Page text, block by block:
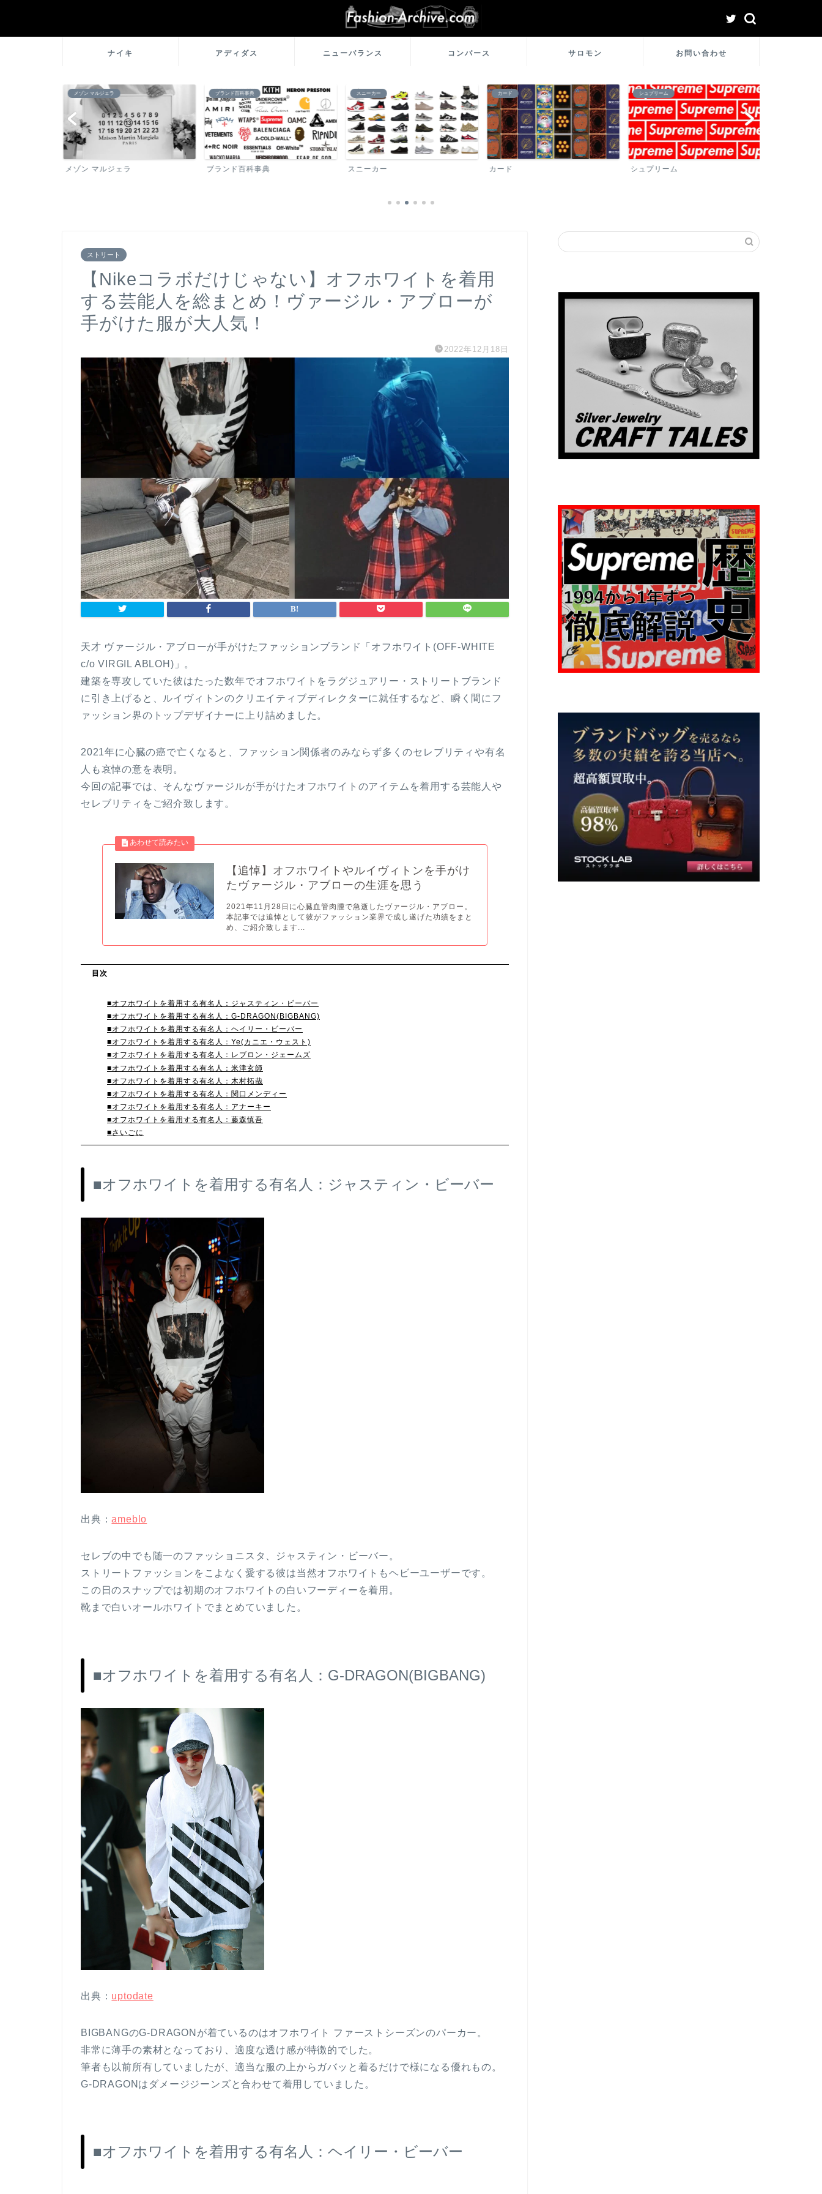
ナイキ アディダス ニューバランス コンバース サロモン お問い合わせ
メゾン マルジェラ
メゾン マルジェラ
ブランド百科事典
ブランド百科事典
スニーカー
スニーカー
カード
カード
シュプリーム
シュプリーム
ストリート
【Nikeコラボだけじゃない】オフホワイトを着用
する芸能人を総まとめ！ヴァージル・アブローが
手がけた服が大人気！
2022年12月18日
天才 ヴァージル・アブローが手がけたファッションブランド「オフホワイト(OFF-WHITE
c/o VIRGIL ABLOH)」。
建築を専攻していた彼はたった数年でオフホワイトをラグジュアリー・ストリートブランド
に引き上げると、ルイヴィトンのクリエイティブディレクターに就任するなど、瞬く間にフ
ァッション界のトップデザイナーに上り詰めました。
2021年に心臓の癌で亡くなると、ファッション関係者のみならず多くのセレブリティや有名
人も哀悼の意を表明。
今回の記事では、そんなヴァージルが手がけたオフホワイトのアイテムを着用する芸能人や
セレブリティをご紹介致します。
【追悼】オフホワイトやルイヴィトンを手がけ
たヴァージル・アブローの生涯を思う
2021年11月28日に心臓血管肉腫で急逝したヴァージル・アブロー。
本記事では追悼として彼がファッション業界で成し遂げた功績をまと
め、ご紹介致します...
目次
■オフホワイトを着用する有名人：ジャスティン・ビーバー
■オフホワイトを着用する有名人：G-DRAGON(BIGBANG)
■オフホワイトを着用する有名人：ヘイリー・ビーバー‬
■オフホワイトを着用する有名人：Ye(カニエ・ウェスト)‬
‬■オフホワイトを着用する有名人：レブロン・ジェームズ
■オフホワイトを着用する有名人：米津玄師‬
■オフホワイトを着用する有名人：木村拓哉
■オフホワイトを着用する有名人：関口メンディー
■オフホワイトを着用する有名人：アナーキー‬
■オフホワイトを着用する有名人：藤森慎吾‬
■さいごに‬
■オフホワイトを着用する有名人：ジャスティン・ビーバー
出典：ameblo
セレブの中でも随一のファッショニスタ、ジャスティン・ビーバー。
ストリートファッションをこよなく愛する彼は当然オフホワイトもヘビーユーザーです。
この日のスナップでは初期のオフホワイトの白いフーディーを着用。
靴まで白いオールホワイトでまとめていました。
■オフホワイトを着用する有名人：G-DRAGON(BIGBANG)
出典： uptodate
BIGBANGのG-DRAGONが着ているのはオフホワイト ファーストシーズンのパーカー。
非常に薄手の素材となっており、適度な透け感が特徴的でした。
筆者も以前所有していましたが、適当な服の上からガバッと着るだけで様になる優れもの。
G-DRAGONはダメージジーンズと合わせて着用していました。
■オフホワイトを着用する有名人：ヘイリー・ビーバー